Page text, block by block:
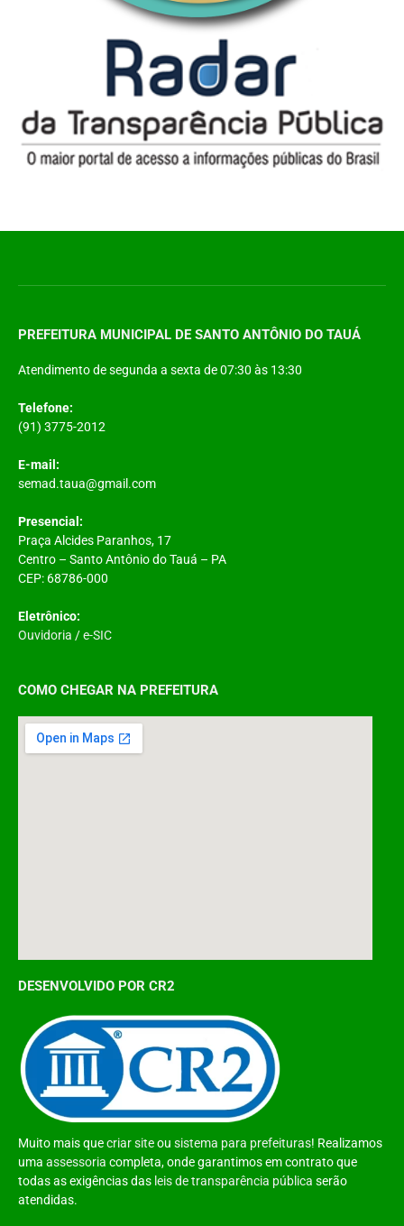
PREFEITURA MUNICIPAL DE SANTO ANTÔNIO DO TAUÁ
Atendimento de segunda a sexta de 07:30 às 13:30
Telefone:
(91) 3775-2012
E-mail:
semad.taua@gmail.com
Presencial:
Praça Alcides Paranhos, 17
Centro – Santo Antônio do Tauá – PA
CEP: 68786-000
Eletrônico:
Ouvidoria /e-SIC
COMO CHEGAR NA PREFEITURA
DESENVOLVIDO POR CR2
Muito mais quecriar siteou sistema para prefeituras! Realizamos
uma assessoria completa, onde garantimos em contrato que
todas as exigências das leis de transparência pública serão
atendidas.